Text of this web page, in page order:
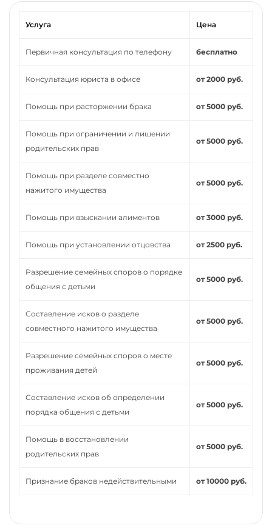
Услуга Цена
Первичная консультация по телефону бесплатно
Консультация юриста в офисе от 2000 руб.
Помощь при расторжении брака от 5000 руб.
Помощь при ограничении и лишении
родительских прав
от 5000 руб.
Помощь при разделе совместно
нажитого имущества
от 5000 руб.
Помощь при взыскании алиментов от 3000 руб.
Помощь при установлении отцовства от 2500 руб.
Разрешение семейных споров о порядке
общения с детьми
от 5000 руб.
Составление исков о разделе
совместного нажитого имущества
от 5000 руб.
Разрешение семейных споров о месте
проживания детей
от 5000 руб.
Составление исков об определении
порядка общения с детьми
от 5000 руб.
Помощь в восстановлении
родительских прав
от 5000 руб.
Признание браков недействительными от 10000 руб.